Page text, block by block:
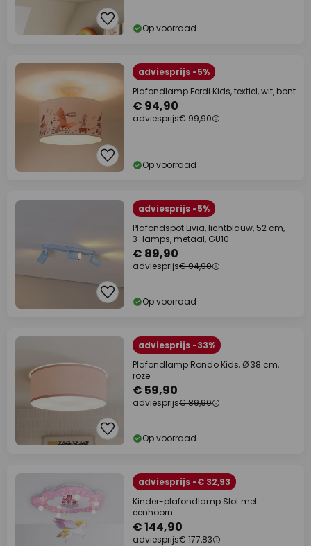
Op voorraad
adviesprijs -5%
Plafondlamp Ferdi Kids, textiel, wit, bont
€ 94,90
adviesprijs€ 99,90
Op voorraad
adviesprijs -5%
Plafondspot Livia, lichtblauw, 52 cm,
3-lamps, metaal, GU10
€ 89,90
adviesprijs€ 94,90
Op voorraad
adviesprijs -33%
Plafondlamp Rondo Kids, Ø 38 cm,
roze
€ 59,90
adviesprijs€ 89,90
Op voorraad
adviesprijs -€ 32,93
Kinder-plafondlamp Slot met
eenhoorn
€ 144,90
adviesprijs€ 177,83